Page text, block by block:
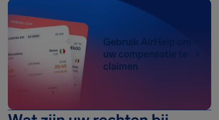
Gebruik AirHelp om
uw compensatie te
claimen